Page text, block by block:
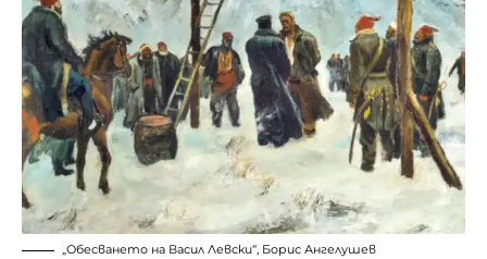
„Обесването на Васил Левски“, Борис Ангелушев